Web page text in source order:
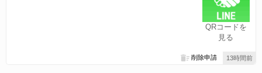
QRコードを
見る
13時間前
削除申請